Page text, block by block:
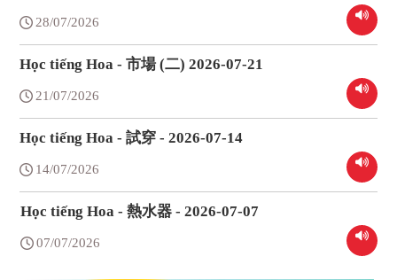
28/07/2026
Học tiếng Hoa - 市場 (二) 2026-07-21
21/07/2026
Học tiếng Hoa - 試穿 - 2026-07-14
14/07/2026
Học tiếng Hoa - 熱水器 - 2026-07-07
07/07/2026